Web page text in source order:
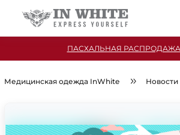
ПАСХАЛЬНАЯ РАСПРОДАЖА
Медицинская одежда InWhite Новости